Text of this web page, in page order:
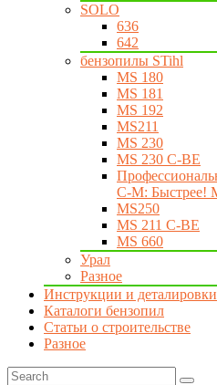
SOLO
636
642
бензопилы STihl
MS 180
MS 181
MS 192
MS211
MS 230
MS 230 C-BE
C-M: Быстрее!
MS250
MS 211 C-BE
MS 660
Урал
Разное
Инструкции и деталировки
Каталоги бензопил
Статьи о строительстве
Разное